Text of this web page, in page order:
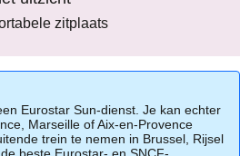
zitplaats
Eurostar Sun-dienst. Je kan echter
Marseille of Aix-en-Provence
trein te nemen in Brussel, Rijsel